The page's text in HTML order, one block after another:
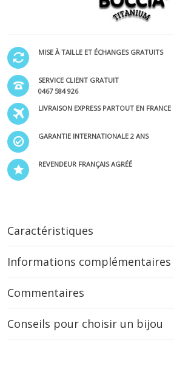
MISE À TAILLE ET ÉCHANGES GRATUITS
SERVICE CLIENT GRATUIT
0467 584 926
LIVRAISON EXPRESS PARTOUT EN FRANCE
GARANTIE INTERNATIONALE 2 ANS
REVENDEUR FRANÇAIS AGRÉÉ
Caractéristiques
Informations complémentaires
Commentaires
Conseils pour choisir un bijou